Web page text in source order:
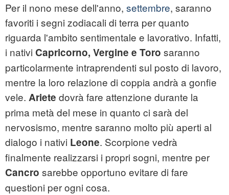
Per il nono mese dell'anno, settembre, saranno
favoriti i segni zodiacali di terra per quanto
riguarda l'ambito sentimentale e lavorativo. Infatti,
i nativi Capricorno, Vergine e Toro saranno
particolarmente intraprendenti sul posto di lavoro,
mentre la loro relazione di coppia andrà a gonfie
vele. Ariete dovrà fare attenzione durante la
prima metà del mese in quanto ci sarà del
nervosismo, mentre saranno molto più aperti al
dialogo i nativi Leone. Scorpione vedrà
finalmente realizzarsi i propri sogni, mentre per
Cancro sarebbe opportuno evitare di fare
questioni per ogni cosa.